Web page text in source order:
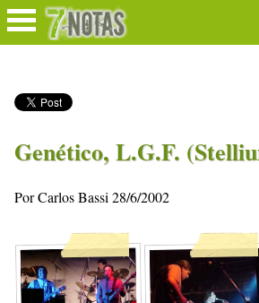
Genético, L.G.F.
Por Carlos Bassi 28/6/2002